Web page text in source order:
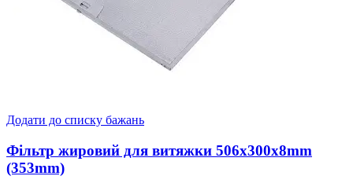
Додати до списку бажань
Фільтр жировий для витяжки 506x300x8mm
(353mm)